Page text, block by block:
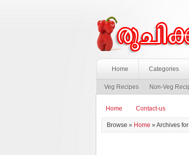
Home Categories
Veg Recipes Non-Veg
Home Contact-us
Browse » Home » Archives